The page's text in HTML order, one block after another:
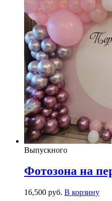
Выпускного
Фотозона на
16,500 руб. В корзину